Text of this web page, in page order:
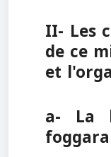
II- Les
de ce
et
a- La